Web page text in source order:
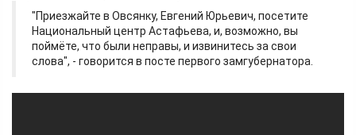
"Приезжайте в Овсянку, Евгений Юрьевич, посетите
Национальный центр Астафьева, и, возможно, вы
поймёте, что были неправы, и извинитесь за свои
слова", - говорится в посте первого замгубернатора.